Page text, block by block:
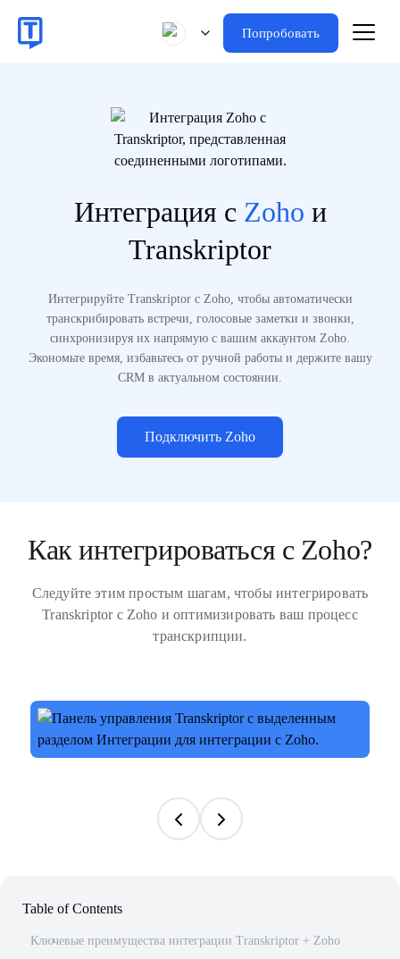
Попробовать
Интеграция с Zoho и
Transkriptor
Интегрируйте Transkriptor с Zoho, чтобы автоматически
транскрибировать встречи, голосовые заметки и звонки,
синхронизируя их напрямую с вашим аккаунтом Zoho.
Экономьте время, избавьтесь от ручной работы и держите вашу
CRM в актуальном состоянии.
Подключить Zoho
Как интегрироваться с Zoho?
Следуйте этим простым шагам, чтобы интегрировать
Transkriptor с Zoho и оптимизировать ваш процесс
транскрипции.
Table of Contents
Ключевые преимущества интеграции Transkriptor + Zoho